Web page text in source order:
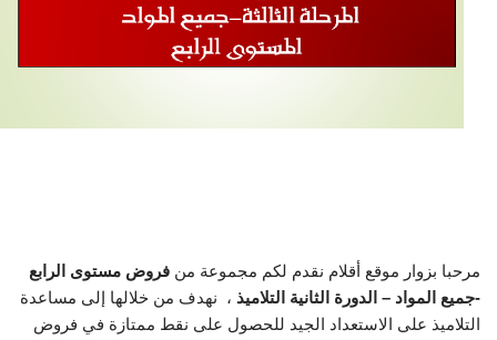
مرحبا بزوار موقع أقلام نقدم لكم مجموعة من فروض مستوى الرابع
-جميع المواد – الدورة الثانية التلاميذ ، نهدف من خلالها إلى مساعدة
التلاميذ على الاستعداد الجيد للحصول على نقط ممتازة في فروض